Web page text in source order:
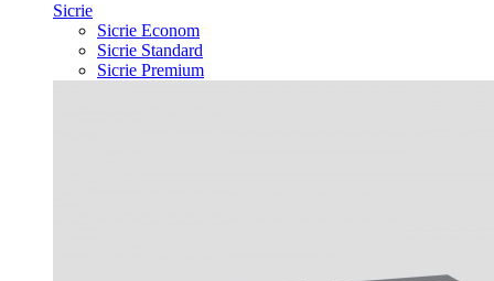
Sicrie
Sicrie Econom
Sicrie Standard
Sicrie Premium